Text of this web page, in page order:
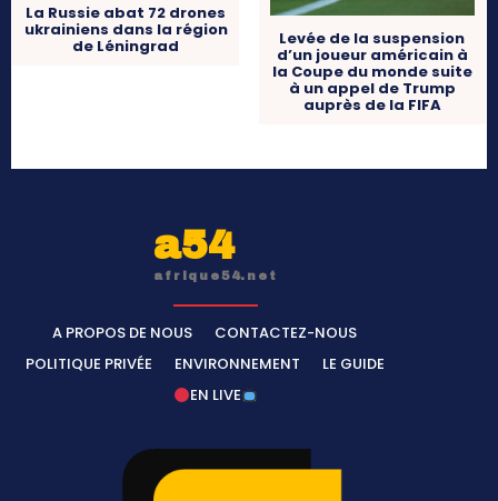
La Russie abat 72 drones
ukrainiens dans la région
de Léningrad Levée de la suspension
d’un joueur américain à
la Coupe du monde suite
à un appel de Trump
auprès de la FIFA
a54
afrique54.net
A PROPOS DE NOUS
CONTACTEZ-NOUS
POLITIQUE PRIVÉE
ENVIRONNEMENT
LE GUIDE
EN LIVE